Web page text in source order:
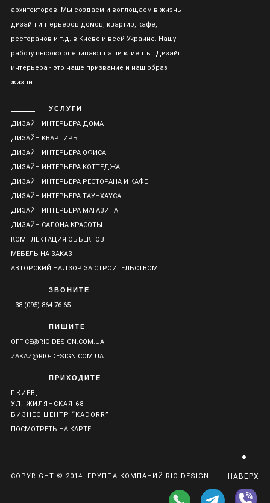
архитекторов! Мы создаем и воплощаем в жизнь
дизайн интерьеров домов, квартир, кафе,
ресторанов и т.д. в Киеве и всей Украине. Нашу
работу высоко оценивают наши клиенты. Дизайн
интерьера - это наше призвание и наш образ
жизни.
УСЛУГИ
ДИЗАЙН ИНТЕРЬЕРА ДОМА
ДИЗАЙН КВАРТИРЫ
ДИЗАЙН ИНТЕРЬЕРА ОФИСА
ДИЗАЙН ИНТЕРЬЕРА КОТТЕДЖА
ДИЗАЙН ИНТЕРЬЕРА РЕСТОРАНА И КАФЕ
ДИЗАЙН ИНТЕРЬЕРА ТАУНХАУСА
ДИЗАЙН ИНТЕРЬЕРА МАГАЗИНА
ДИЗАЙН САЛОНА КРАСОТЫ
КОМПЛЕКТАЦИЯ ОБЪЕКТОВ
МЕБЕЛЬ НА ЗАКАЗ
АВТОРСКИЙ НАДЗОР ЗА СТРОИТЕЛЬСТВОМ
ЗВОНИТЕ
+38 (095) 864 76 65
ПИШИТЕ
OFFICE@RIO-DESIGN.COM.UA
ZAKAZ@RIO-DESIGN.COM.UA
ПРИХОДИТЕ
Г.КИЕВ,
УЛ. ЖИЛЯНСКАЯ 68
БИЗНЕС ЦЕНТР “KADORR”
ПОСМОТРЕТЬ НА КАРТЕ
COPYRIGHT © 2014. ГРУППА КОМПАНИЙ RIO-DESIGN. НАВЕРХ